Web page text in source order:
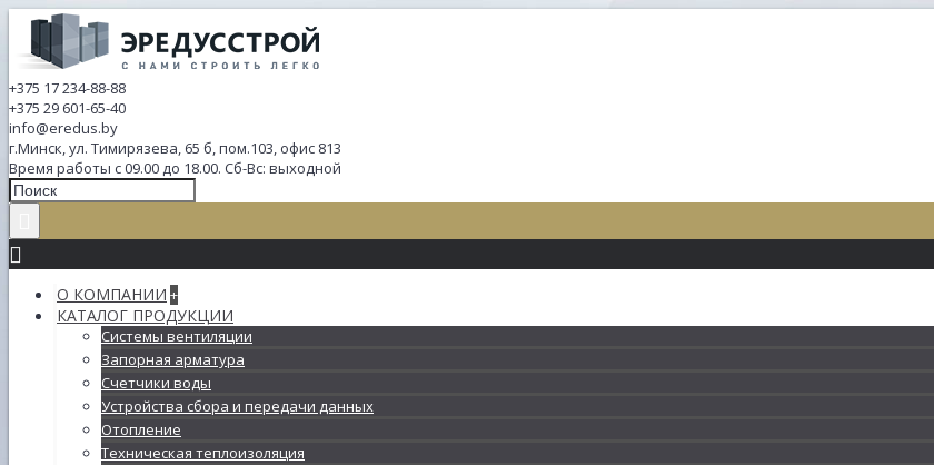
+375 17 234-88-88
+375 29 601-65-40
info@eredus.by
г.Минск, ул. Тимирязева, 65 б, пом.103, офис 813
Время работы с 09.00 до 18.00. Сб-Вс: выходной
О КОМПАНИИ +
КАТАЛОГ ПРОДУКЦИИ
Системы вентиляции
Запорная арматура
Счетчики воды
Устройства сбора и передачи данных
Отопление
Техническая теплоизоляция